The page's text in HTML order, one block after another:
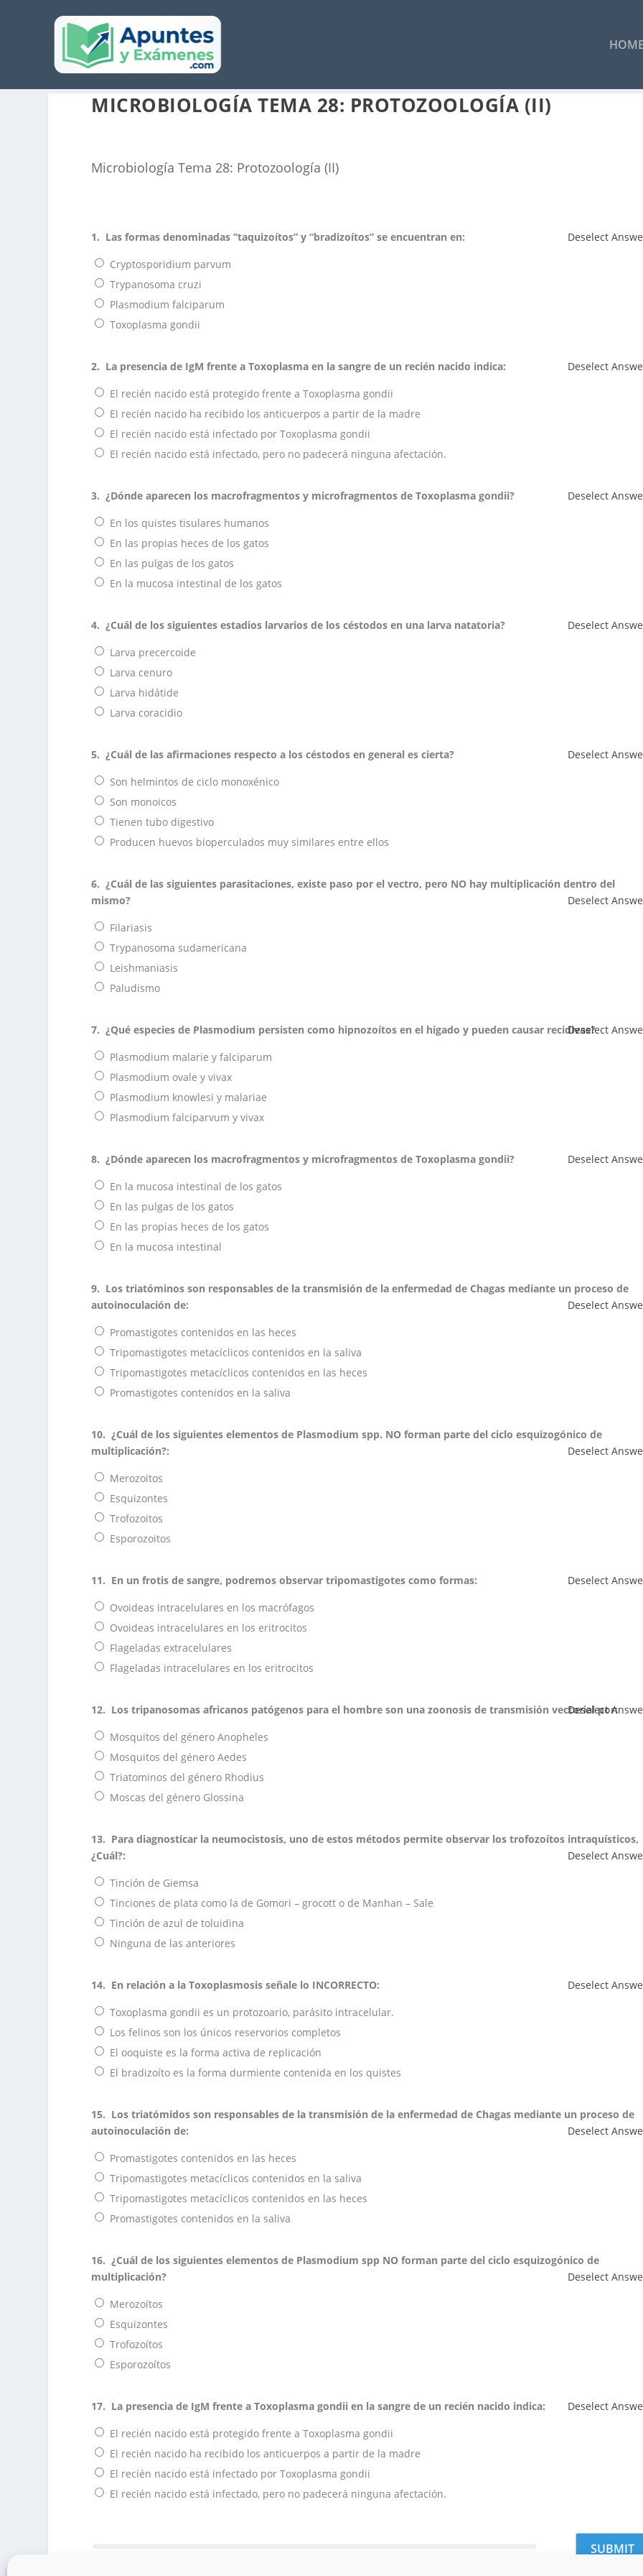
MICROBIOLOGÍA TEMA 28: PROTOZOOLOGÍA (II)
Microbiología Tema 28: Protozoología (II)
1. Las formas denominadas “taquizoítos” y “bradizoítos” se encuentran en:
Deselect
Cryptosporidium parvum
Trypanosoma cruzi
Plasmodium falciparum
Toxoplasma gondii
2. La presencia de IgM frente a Toxoplasma en la sangre de un recién nacido indica:
Deselect
El recién nacido está protegido frente a Toxoplasma gondii
El recién nacido ha recibido los anticuerpos a partir de la madre
El recién nacido está infectado por Toxoplasma gondii
El recién nacido está infectado, pero no padecerá ninguna afectación.
3. ¿Dónde aparecen los macrofragmentos y microfragmentos de Toxoplasma gondii?
Deselect
En los quistes tisulares humanos
En las propias heces de los gatos
En las pulgas de los gatos
En la mucosa intestinal de los gatos
4. ¿Cuál de los siguientes estadios larvarios de los céstodos en una larva natatoria?
Deselect
Larva precercoide
Larva cenuro
Larva hidátide
Larva coracidio
5. ¿Cuál de las afirmaciones respecto a los céstodos en general es cierta?
Deselect
Son helmintos de ciclo monoxénico
Son monoicos
Tienen tubo digestivo
Producen huevos bioperculados muy similares entre ellos
6. ¿Cuál de las siguientes parasitaciones, existe paso por el vectro, pero NO hay multiplicación dentro del
mismo?
Deselect
Filariasis
Trypanosoma sudamericana
Leishmaniasis
Paludismo
7. ¿Qué especies de Plasmodium persisten como hipnozoítos en el hígado y pueden causar recidivas?
Deselect
Plasmodium malarie y falciparum
Plasmodium ovale y vivax
Plasmodium knowlesi y malariae
Plasmodium falciparvum y vivax
8. ¿Dónde aparecen los macrofragmentos y microfragmentos de Toxoplasma gondii?
Deselect
En la mucosa intestinal de los gatos
En las pulgas de los gatos
En las propias heces de los gatos
En la mucosa intestinal
9. Los triatóminos son responsables de la transmisión de la enfermedad de Chagas mediante un proceso de
autoinoculación de:
Deselect
Promastigotes contenidos en las heces
Tripomastigotes metacíclicos contenidos en la saliva
Tripomastigotes metacíclicos contenidos en las heces
Promastigotes contenidos en la saliva
10. ¿Cuál de los siguientes elementos de Plasmodium spp. NO forman parte del ciclo esquizogónico de
multiplicación?:
Deselect
Merozoitos
Esquizontes
Trofozoitos
Esporozoitos
11. En un frotis de sangre, podremos observar tripomastigotes como formas:
Deselect
Ovoideas intracelulares en los macrófagos
Ovoideas intracelulares en los eritrocitos
Flageladas extracelulares
Flageladas intracelulares en los eritrocitos
12. Los tripanosomas africanos patógenos para el hombre son una zoonosis de transmisión vectorial por:
Deselect
Mosquitos del género Anopheles
Mosquitos del género Aedes
Triatominos del género Rhodius
Moscas del género Glossina
13. Para diagnosticar la neumocistosis, uno de estos métodos permite observar los trofozoítos intraquísticos,
¿Cuál?:
Deselect
Tinción de Giemsa
Tinciones de plata como la de Gomori – grocott o de Manhan – Sale
Tinción de azul de toluidina
Ninguna de las anteriores
14. En relación a la Toxoplasmosis señale lo INCORRECTO:
Deselect
Toxoplasma gondii es un protozoario, parásito intracelular.
Los felinos son los únicos reservorios completos
El ooquiste es la forma activa de replicación
El bradizoíto es la forma durmiente contenida en los quistes
15. Los triatómidos son responsables de la transmisión de la enfermedad de Chagas mediante un proceso de
autoinoculación de:
Deselect
Promastigotes contenidos en las heces
Tripomastigotes metacíclicos contenidos en la saliva
Tripomastigotes metacíclicos contenidos en las heces
Promastigotes contenidos en la saliva
16. ¿Cuál de los siguientes elementos de Plasmodium spp NO forman parte del ciclo esquizogónico de
multiplicación?
Deselect
Merozoítos
Esquizontes
Trofozoítos
Esporozoítos
17. La presencia de IgM frente a Toxoplasma gondii en la sangre de un recién nacido indica:
Deselect
El recién nacido está protegido frente a Toxoplasma gondii
El recién nacido ha recibido los anticuerpos a partir de la madre
El recién nacido está infectado por Toxoplasma gondii
El recién nacido está infectado, pero no padecerá ninguna afectación.